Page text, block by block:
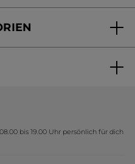
bis 19.00 Uhr persönlich für dich